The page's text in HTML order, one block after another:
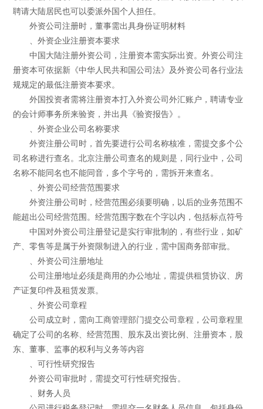
聘请大陆居民也可以委派外国个人担任。
外资公司注册时，董事需出具身份证明材料
、外资企业注册资本要求
中国大陆注册外资公司，注册资本需实际出资。外资公司注
册资本可依据新《中华人民共和国公司法》及外资公司各行业法
规规定的最低注册资本要求。
外国投资者需将注册资本打入外资公司外汇账户，聘请专业
的会计师事务所来验资，并出具《验资报告》。
、外资企业公司名称要求
外资注册公司时，首先要进行公司名称核准，需提交多个公
司名称进行查名。北京注册公司查名的规则是，同行业中，公司
名称不能同名也不能同音，多个字号的，需拆开来查名。
、外资公司经营范围要求
外资注册公司时，经营范围必须要明确，以后的业务范围不
能超出公司经营范围。经营范围字数在个字以内，包括标点符号
中国对外资公司注册登记是实行审批制的，有些行业，如矿
产、零售等是属于外资限制进入的行业，需中国商务部审批。
、外资公司注册地址
公司注册地址必须是商用的办公地址，需提供租赁协议、房
产证复印件及租赁发票。
、外资公司章程
公司成立时，需向工商管理部门提交公司章程，公司章程里
确定了公司的名称、经营范围、股东及出资比例、注册资本，股
东、董事、监事的权利与义务等内容
、可行性研究报告
外资公司审批时，需提交可行性研究报告。
、财务人员